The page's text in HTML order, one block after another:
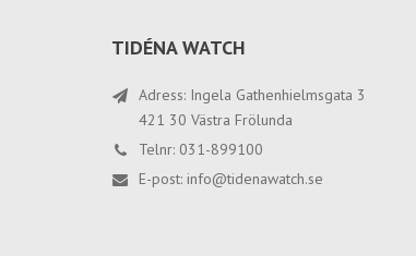
TIDÉNA WATCH
Adress: Ingela Gathenhielmsgata 3
421 30 Västra Frölunda
Telnr: 031-899100
E-post: info@tidenawatch.se